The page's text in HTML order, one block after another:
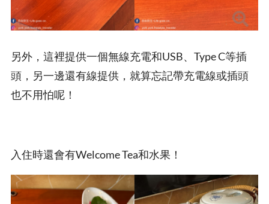
另外，這裡提供一個無線充電和USB、Type C等插
頭，另一邊還有線提供，就算忘記帶充電線或插頭
也不用怕呢！
入住時還會有Welcome Tea和水果！